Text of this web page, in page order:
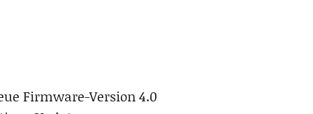
Firmware-Version 4.0